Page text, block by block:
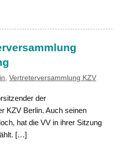
,Vertreterversammlung KZV
der
KZV Berlin. Auch seinen
hat die VV in ihrer Sitzung
[…]